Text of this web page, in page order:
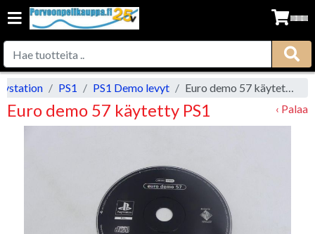
PS1 PS1 Demo levyt Euro demo 57 käytetty PS1
Euro demo 57 käytetty PS1 ‹ Palaa